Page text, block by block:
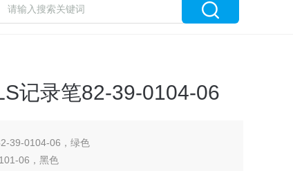
记录笔82-39-0104-06
39-0104-06，绿色
06，黑色